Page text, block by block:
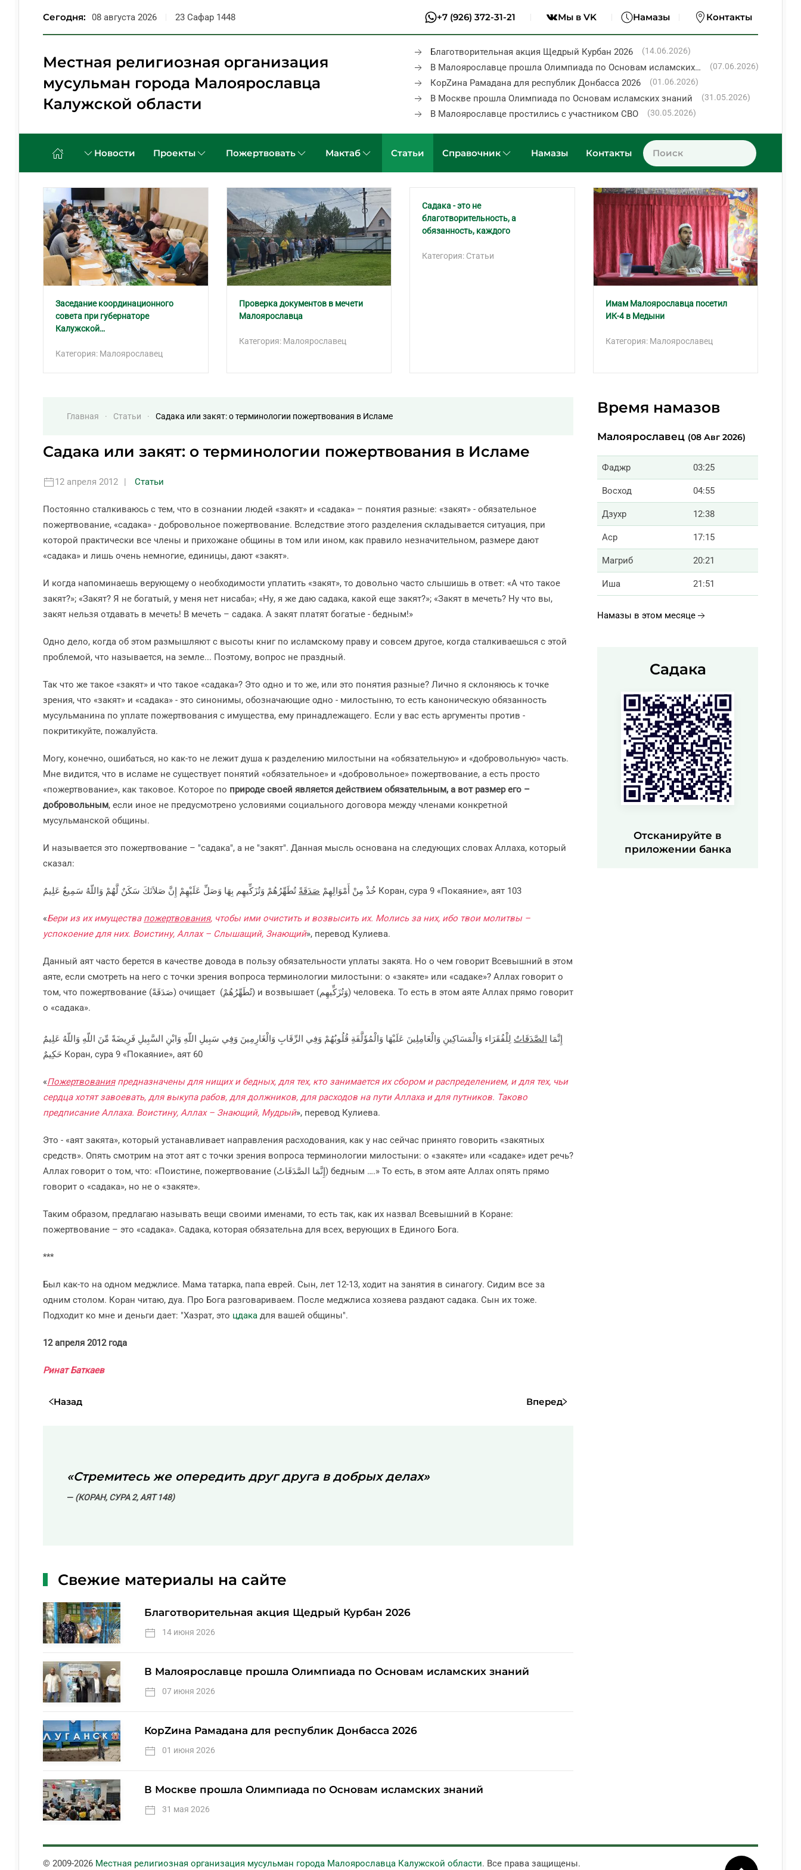
Перейти к содержимому
Сегодня: 08 августа 2026 23 Сафар 1448 +7 (926) 372-31-21 Мы в VK Намазы Контакты
Местная религиозная организация
мусульман города Малоярославца
Калужской области
Благотворительная акция Щедрый Курбан 2026 (14.06.2026)
В Малоярославце прошла Олимпиада по Основам исламских… (07.06.2026)
КорZина Рамадана для республик Донбасса 2026 (01.06.2026)
В Москве прошла Олимпиада по Основам исламских знаний (31.05.2026)
В Малоярославце простились с участником СВО (30.05.2026)
Новости Проекты Пожертвовать Мактаб Статьи Справочник Намазы Контакты
Заседание координационного
совета при губернаторе
Калужской…
Категория: Малоярославец
Проверка документов в мечети
Малоярославца
Категория: Малоярославец
Садака - это не
благотворительность, а
обязанность, каждого
Категория: Статьи
Имам Малоярославца посетил
ИК-4 в Медыни
Категория: Малоярославец
Главная Статьи Садака или закят: о терминологии пожертвования в Исламе
Садака или закят: о терминологии пожертвования в Исламе
12 апреля 2012 | Статьи
Постоянно сталкиваюсь с тем, что в сознании людей «закят» и «садака» – понятия разные: «закят» - обязательное
пожертвование, «садака» - добровольное пожертвование. Вследствие этого разделения складывается ситуация, при
которой практически все члены и прихожане общины в том или ином, как правило незначительном, размере дают
«садака» и лишь очень немногие, единицы, дают «закят».
И когда напоминаешь верующему о необходимости уплатить «закят», то довольно часто слышишь в ответ: «А что такое
закят?»; «Закят? Я не богатый, у меня нет нисаба»; «Ну, я же даю садака, какой еще закят?»; «Закят в мечеть? Ну что вы,
закят нельзя отдавать в мечеть! В мечеть – садака. А закят платят богатые - бедным!»
Одно дело, когда об этом размышляют с высоты книг по исламскому праву и совсем другое, когда сталкиваешься с этой
проблемой, что называется, на земле... Поэтому, вопрос не праздный.
Так что же такое «закят» и что такое «садака»? Это одно и то же, или это понятия разные? Лично я склоняюсь к точке
зрения, что «закят» и «садака» - это синонимы, обозначающие одно - милостыню, то есть каноническую обязанность
мусульманина по уплате пожертвования с имущества, ему принадлежащего. Если у вас есть аргументы против -
покритикуйте, пожалуйста.
Могу, конечно, ошибаться, но как-то не лежит душа к разделению милостыни на «обязательную» и «добровольную» часть.
Мне видится, что в исламе не существует понятий «обязательное» и «добровольное» пожертвование, а есть просто
«пожертвование», как таковое. Которое по природе своей является действием обязательным, а вот размер его –
добровольным, если иное не предусмотрено условиями социального договора между членами конкретной
мусульманской общины.
И называется это пожертвование – "садака", а не "закят". Данная мысль основана на следующих словах Аллаха, который
сказал:
خُذْ مِنْ أَمْوَالِهِمْ صَدَقَةً تُطَهِّرُهُمْ وَتُزَكِّيهِم بِهَا وَصَلِّ عَلَيْهِمْ إِنَّ صَلاَتَكَ سَكَنٌ لَّهُمْ وَاللّهُ سَمِيعٌ عَلِيمٌ Коран, сура 9 «Покаяние», аят 103
«Бери из их имущества пожертвования, чтобы ими очистить и возвысить их. Молись за них, ибо твои молитвы –
успокоение для них. Воистину, Аллах – Слышащий, Знающий», перевод Кулиева.
Данный аят часто берется в качестве довода в пользу обязательности уплаты закята. Но о чем говорит Всевышний в этом
аяте, если смотреть на него с точки зрения вопроса терминологии милостыни: о «закяте» или «садаке»? Аллах говорит о
том, что пожертвование (صَدَقَةً) очищает (تُطَهِّرُهُمْ) и возвышает (وَتُزَكِّيهِم) человека. То есть в этом аяте Аллах прямо говорит
о «садака».
إِنَّمَا الصَّدَقَاتُ لِلْفُقَرَاء وَالْمَسَاكِينِ وَالْعَامِلِينَ عَلَيْهَا وَالْمُؤَلَّفَةِ قُلُوبُهُمْ وَفِي الرِّقَابِ وَالْغَارِمِينَ وَفِي سَبِيلِ اللّهِ وَابْنِ السَّبِيلِ فَرِيضَةً مِّنَ اللّهِ وَاللّهُ عَلِيمٌ
حَكِيمٌ Коран, сура 9 «Покаяние», аят 60
«Пожертвованияпредназначены для нищих и бедных, для тех, кто занимается их сбором и распределением, и для тех, чьи
сердца хотят завоевать, для выкупа рабов, для должников, для расходов на пути Аллаха и для путников. Таково
предписание Аллаха. Воистину, Аллах – Знающий, Мудрый», перевод Кулиева.
Это - «аят закята», который устанавливает направления расходования, как у нас сейчас принято говорить «закятных
средств». Опять смотрим на этот аят с точки зрения вопроса терминологии милостыни: о «закяте» или «садаке» идет речь?
Аллах говорит о том, что: «Поистине, пожертвование (إِنَّمَا الصَّدَقَاتُ) бедным ….» То есть, в этом аяте Аллах опять прямо
говорит о «садака», но не о «закяте».
Таким образом, предлагаю называть вещи своими именами, то есть так, как их назвал Всевышний в Коране:
пожертвование – это «садака». Садака, которая обязательна для всех, верующих в Единого Бога.
***
Был как-то на одном меджлисе. Мама татарка, папа еврей. Сын, лет 12-13, ходит на занятия в синагогу. Сидим все за
одним столом. Коран читаю, дуа. Про Бога разговариваем. После меджлиса хозяева раздают садака. Сын их тоже.
Подходит ко мне и деньги дает: "Хазрат, это цдака для вашей общины".
12 апреля 2012 года
Ринат Баткаев
Назад Вперед
«Стремитесь же опередить друг друга в добрых делах»
(КОРАН, СУРА 2, АЯТ 148)
Время намазов
Малоярославец (08 Авг 2026)
Фаджр 03:25
Восход 04:55
Дзухр 12:38
Аср 17:15
Магриб 20:21
Иша 21:51
Намазы в этом месяце
Садака
Отсканируйте в
приложении банка
Свежие материалы на сайте
Благотворительная акция Щедрый Курбан 2026
14 июня 2026
В Малоярославце прошла Олимпиада по Основам исламских знаний
07 июня 2026
КорZина Рамадана для республик Донбасса 2026
01 июня 2026
В Москве прошла Олимпиада по Основам исламских знаний
31 мая 2026
© 2009-2026 Местная религиозная организация мусульман города Малоярославца Калужской области. Все права защищены.